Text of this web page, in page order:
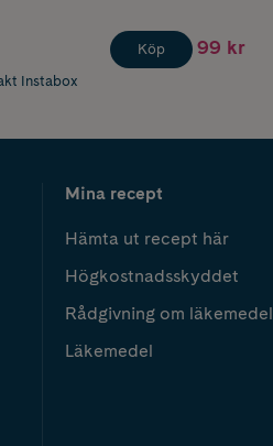
Instabox
Köp 99 kr
Mina recept
Hämta ut recept här
Högkostnadsskyddet
Rådgivning om läkemedel
Läkemedel